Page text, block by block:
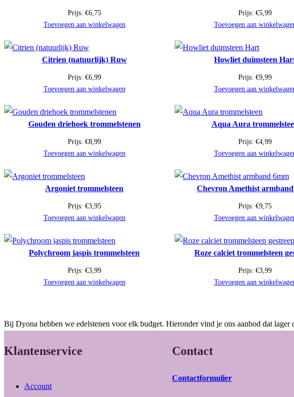
Prijs: €6,75
Toevoegen aan winkelwagen
Prijs: €5,99
Toevoegen aan
Citrien (natuurlijk) Ruw
Prijs: €6,99
Toevoegen aan winkelwagen
Howliet duimsteen
Prijs: €9,99
Toevoegen aan
Gouden driehoek trommelstenen
Prijs: €8,99
Toevoegen aan winkelwagen
Aqua Aura
Prijs: €4,99
Toevoegen aan
Argoniet trommelsteen
Prijs: €3,95
Toevoegen aan winkelwagen
Chevron Amethist
Prijs: €9,75
Toevoegen aan
Polychroom jaspis trommelsteen
Prijs: €3,99
Toevoegen aan winkelwagen
Roze calciet trommelsteen
Prijs: €3,99
Toevoegen aan
Bij Dyona hebben we edelstenen voor elk budget. Hieronder vind je ons aanbod dat
Klantenservice
Account
Contact
Contactformulier